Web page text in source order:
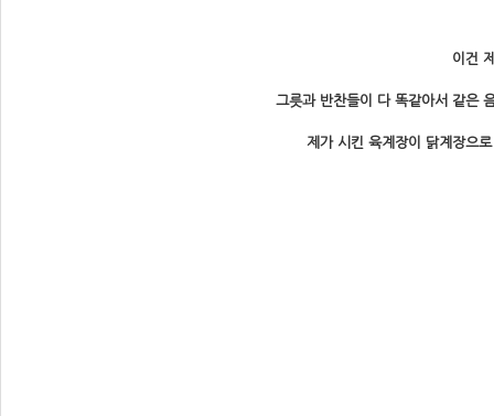
이건
그릇과 반찬들이 다 똑같아서 같은
제가 시킨 육계장이 닭계장으